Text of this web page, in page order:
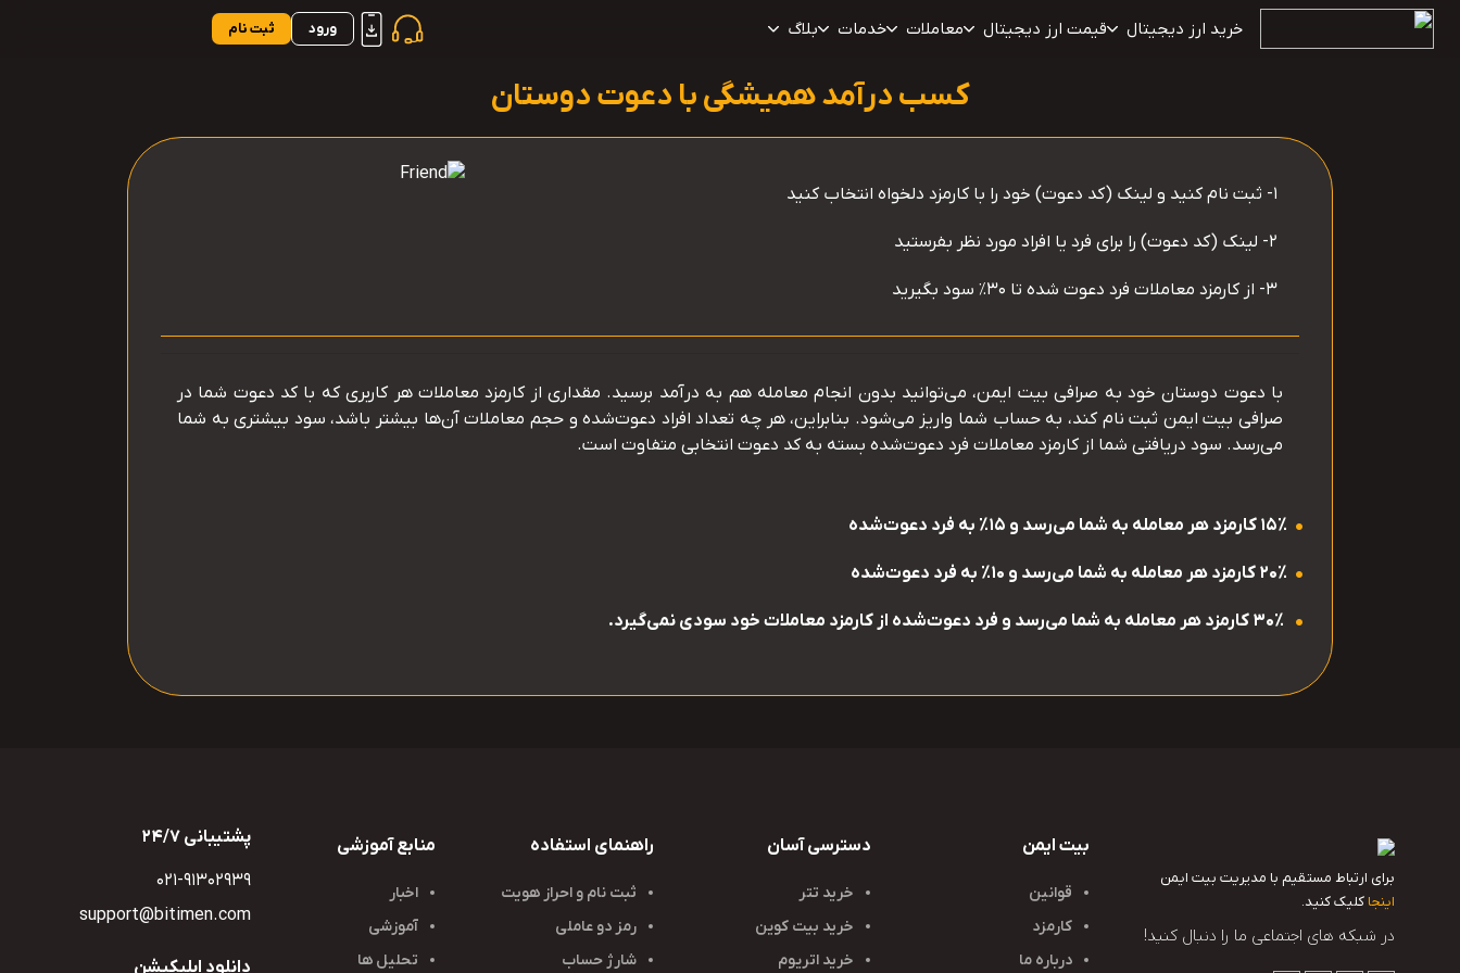
خرید ارز دیجیتال قیمت ارز دیجیتال معاملات خدمات بلاگ ورود ثبت نام
کسب درآمد همیشگی با دعوت دوستان
1- ثبت نام کنید و لینک (کد دعوت) خود را با کارمزد دلخواه انتخاب کنید
2- لینک (کد دعوت) را برای فرد یا افراد مورد نظر بفرستید
3- از کارمزد معاملات فرد دعوت شده تا ۳۰٪ سود بگیرید
با دعوت دوستان خود به صرافی بیت ایمن، می‌توانید بدون انجام معامله هم به درآمد برسید. مقداری از کارمزد معاملات هر کاربری که با کد دعوت شما در
صرافی بیت ایمن ثبت نام کند، به حساب شما واریز می‌شود. بنابراین، هر چه تعداد افراد دعوت‌شده و حجم معاملات آن‌ها بیشتر باشد، سود بیشتری به شما
می‌رسد. سود دریافتی شما از کارمزد معاملات فرد دعوت‌شده بسته به کد دعوت انتخابی متفاوت است.
۱۵٪ کارمزد هر معامله به شما می‌رسد و ۱۵٪ به فرد دعوت‌شده
۲۰٪ کارمزد هر معامله به شما می‌رسد و ۱۰٪ به فرد دعوت‌شده
برای ارتباط مستقیم با مدیریت بیت ایمن
اینجا کلیک کنید.
در شبکه های اجتماعی ما را دنبال کنید!
بیت ایمن
قوانین
کارمزد
درباره ما
دسترسی آسان
خرید تتر
خرید بیت کوین
خرید اتریوم
راهنمای استفاده
ثبت نام و احراز هویت
رمز دو عاملی
شارژ حساب
منابع آموزشی
اخبار
آموزشی
تحلیل ها
پشتیبانی 24/7
021-91302939
دانلود اپلیکیشن